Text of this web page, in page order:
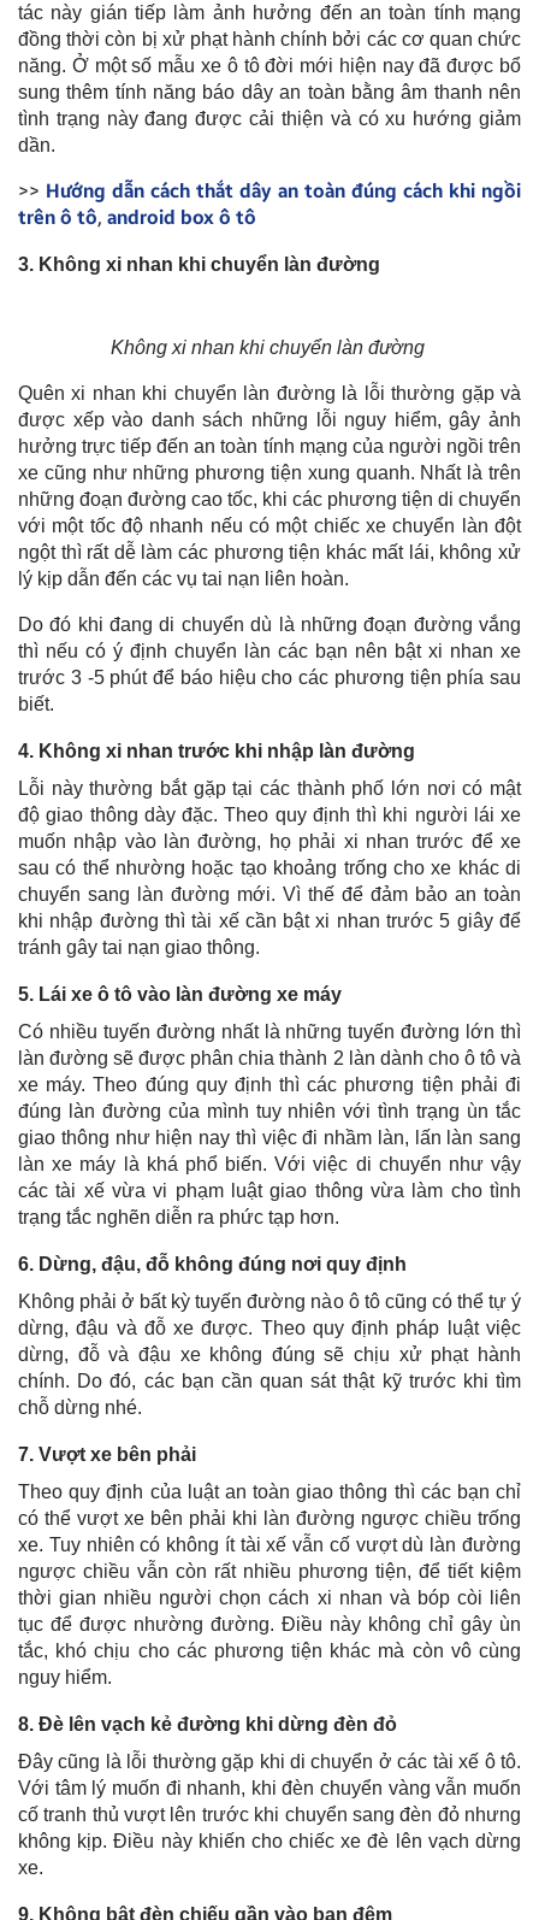
tác này gián tiếp làm ảnh hưởng đến an toàn tính mạng
đồng thời còn bị xử phạt hành chính bởi các cơ quan chức
năng. Ở một số mẫu xe ô tô đời mới hiện nay đã được bổ
sung thêm tính năng báo dây an toàn bằng âm thanh nên
tình trạng này đang được cải thiện và có xu hướng giảm
dần.
>> Hướng dẫn cách thắt dây an toàn đúng cách khi ngồi
trên ô tô, android box ô tô
3. Không xi nhan khi chuyển làn đường
Không xi nhan khi chuyển làn đường
Quên xi nhan khi chuyển làn đường là lỗi thường gặp và
được xếp vào danh sách những lỗi nguy hiểm, gây ảnh
hưởng trực tiếp đến an toàn tính mạng của người ngồi trên
xe cũng như những phương tiện xung quanh. Nhất là trên
những đoạn đường cao tốc, khi các phương tiện di chuyển
với một tốc độ nhanh nếu có một chiếc xe chuyển làn đột
ngột thì rất dễ làm các phương tiện khác mất lái, không xử
lý kịp dẫn đến các vụ tai nạn liên hoàn.
Do đó khi đang di chuyển dù là những đoạn đường vắng
thì nếu có ý định chuyển làn các bạn nên bật xi nhan xe
trước 3 -5 phút để báo hiệu cho các phương tiện phía sau
biết.
4. Không xi nhan trước khi nhập làn đường
Lỗi này thường bắt gặp tại các thành phố lớn nơi có mật
độ giao thông dày đặc. Theo quy định thì khi người lái xe
muốn nhập vào làn đường, họ phải xi nhan trước để xe
sau có thể nhường hoặc tạo khoảng trống cho xe khác di
chuyển sang làn đường mới. Vì thế để đảm bảo an toàn
khi nhập đường thì tài xế cần bật xi nhan trước 5 giây để
tránh gây tai nạn giao thông.
5. Lái xe ô tô vào làn đường xe máy
Có nhiều tuyến đường nhất là những tuyến đường lớn thì
làn đường sẽ được phân chia thành 2 làn dành cho ô tô và
xe máy. Theo đúng quy định thì các phương tiện phải đi
đúng làn đường của mình tuy nhiên với tình trạng ùn tắc
giao thông như hiện nay thì việc đi nhầm làn, lấn làn sang
làn xe máy là khá phổ biến. Với việc di chuyển như vậy
các tài xế vừa vi phạm luật giao thông vừa làm cho tình
trạng tắc nghẽn diễn ra phức tạp hơn.
6. Dừng, đậu, đỗ không đúng nơi quy định
Không phải ở bất kỳ tuyến đường nào ô tô cũng có thể tự ý
dừng, đậu và đỗ xe được. Theo quy định pháp luật việc
dừng, đỗ và đậu xe không đúng sẽ chịu xử phạt hành
chính. Do đó, các bạn cần quan sát thật kỹ trước khi tìm
chỗ dừng nhé.
7. Vượt xe bên phải
Theo quy định của luật an toàn giao thông thì các bạn chỉ
có thể vượt xe bên phải khi làn đường ngược chiều trống
xe. Tuy nhiên có không ít tài xế vẫn cố vượt dù làn đường
ngược chiều vẫn còn rất nhiều phương tiện, để tiết kiệm
thời gian nhiều người chọn cách xi nhan và bóp còi liên
tục để được nhường đường. Điều này không chỉ gây ùn
tắc, khó chịu cho các phương tiện khác mà còn vô cùng
nguy hiểm.
8. Đè lên vạch kẻ đường khi dừng đèn đỏ
Đây cũng là lỗi thường gặp khi di chuyển ở các tài xế ô tô.
Với tâm lý muốn đi nhanh, khi đèn chuyển vàng vẫn muốn
cố tranh thủ vượt lên trước khi chuyển sang đèn đỏ nhưng
không kịp. Điều này khiến cho chiếc xe đè lên vạch dừng
xe.
9. Không bật đèn chiếu gần vào ban đêm